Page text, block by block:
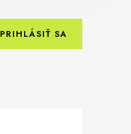
PRIHLÁSIŤ SA